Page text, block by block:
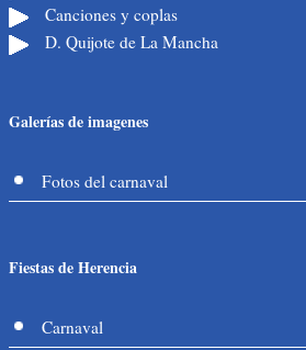
Canciones y coplas
D. Quijote de La Mancha
Galerías de imagenes
Fotos del carnaval
Fiestas de Herencia
Carnaval